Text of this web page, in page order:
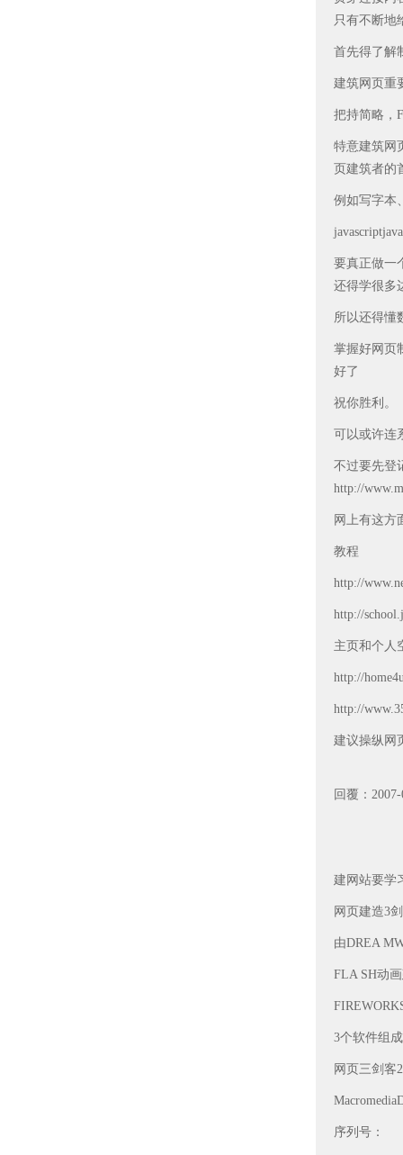
只有不断地
首先得了解
建筑网页重
把持简略，
特意建筑网
页建筑者的
例如写字本
要真正做一
还得学很多
所以还得懂
掌握好网页
好了
祝你胜利。
可以或许连
不过要先登
http://
网上有这方
教程
http://
http://
主页和个人
http://
http://
建议操纵网
回覆：
建网站要学
网页建造3
由DREA
FLA SH动
3个软件组成
网页三剑客
序列号：